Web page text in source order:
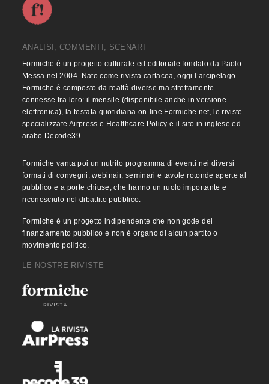
ANALISI, COMMENTI, SCENARI
Formiche è un progetto culturale ed editoriale fondato da Paolo
Messa nel 2004. Nato come rivista cartacea, oggi l’arcipelago
Formiche è composto da realtà diverse ma strettamente
connesse fra loro: il mensile (disponibile anche in versione
elettronica), la testata quotidiana on-line Formiche.net, le riviste
specializzate Airpress e Healthcare Policy e il sito in inglese ed
arabo Decode39.
Formiche vanta poi un nutrito programma di eventi nei diversi
formati di convegni, webinair, seminari e tavole rotonde aperte al
pubblico e a porte chiuse, che hanno un ruolo importante e
riconosciuto nel dibattito pubblico.
Formiche è un progetto indipendente che non gode del
finanziamento pubblico e non è organo di alcun partito o
movimento politico.
LE NOSTRE RIVISTE